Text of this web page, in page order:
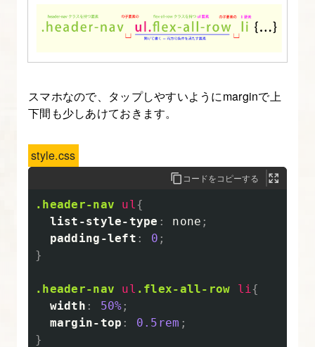
スマホなので、タップしやすいようにmarginで上
下間も少しあけておきます。
style.css
コードをコピーする
.header-nav ul {
list-style-type : none ;
padding-left : 0 ;
}
.header-nav ul .flex-all-row li {
width : 50% ;
margin-top : 0.5rem ;
}